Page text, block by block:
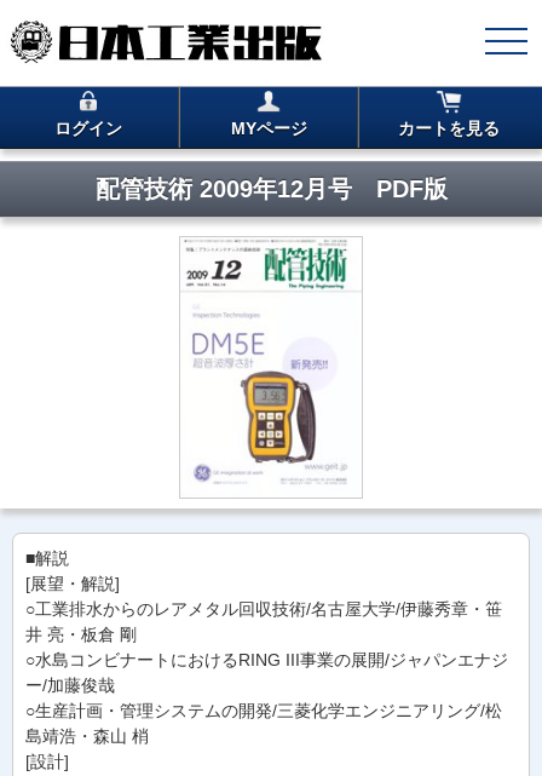
ログイン MYページ カートを見る
配管技術 2009年12月号 PDF版
■解説
[展望・解説]
○工業排水からのレアメタル回収技術/名古屋大学/伊藤秀章・笹
井 亮・板倉 剛
○水島コンビナートにおけるRING III事業の展開/ジャパンエナジ
ー/加藤俊哉
○生産計画・管理システムの開発/三菱化学エンジニアリング/松
島靖浩・森山 梢
[設計]